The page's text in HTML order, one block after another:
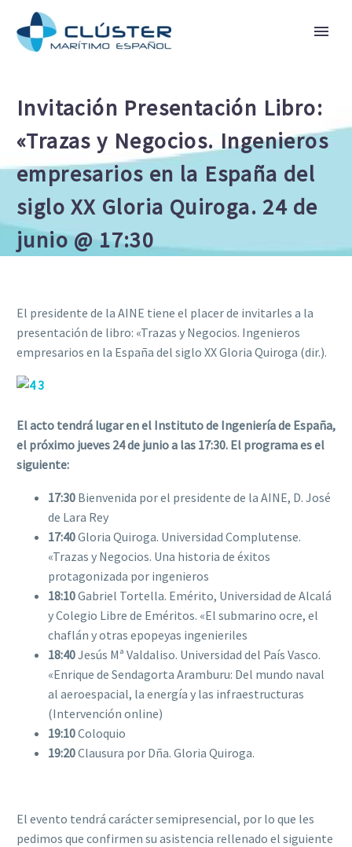
Invitación Presentación Libro:
«Trazas y Negocios. Ingenieros
empresarios en la España del
siglo XX Gloria Quiroga. 24 de
junio @ 17:30
El presidente de la AINE tiene el placer de invitarles a la
presentación de libro: «Trazas y Negocios. Ingenieros
empresarios en la España del siglo XX Gloria Quiroga (dir.).
El acto tendrá lugar en el Instituto de Ingeniería de España,
el próximo jueves 24 de junio a las 17:30. El programa es el
siguiente:
17:30 Bienvenida por el presidente de la AINE, D. José
de Lara Rey
17:40Gloria Quiroga. Universidad Complutense.
«Trazas y Negocios. Una historia de éxitos
protagonizada por ingenieros
18:10Gabriel Tortella. Emérito, Universidad de Alcalá
y Colegio Libre de Eméritos. «El submarino ocre, el
chaflán y otras epopeyas ingenieriles
18:40Jesús Mª Valdaliso. Universidad del País Vasco.
«Enrique de Sendagorta Aramburu: Del mundo naval
al aeroespacial, la energía y las infraestructuras
(Intervención online)
19:10Coloquio
19:20Clausura por Dña. Gloria Quiroga.
El evento tendrá carácter semipresencial, por lo que les
pedimos que confirmen su asistencia rellenado el siguiente